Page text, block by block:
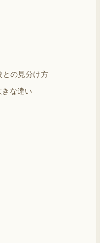
との見分け方
な違い